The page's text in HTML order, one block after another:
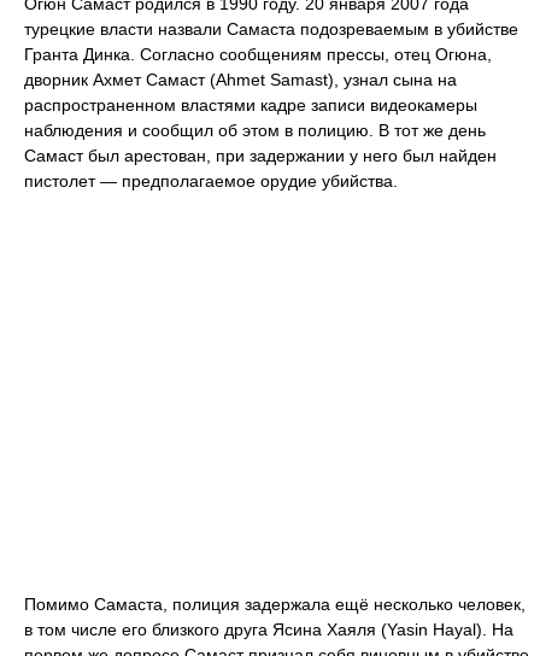
Огюн Самаст родился в 1990 году. 20 января 2007 года
турецкие власти назвали Самаста подозреваемым в убийстве
Гранта Динка. Согласно сообщениям прессы, отец Огюна,
дворник Ахмет Самаст (Ahmet Samast), узнал сына на
распространенном властями кадре записи видеокамеры
наблюдения и сообщил об этом в полицию. В тот же день
Самаст был арестован, при задержании у него был найден
пистолет — предполагаемое орудие убийства.
Помимо Самаста, полиция задержала ещё несколько человек,
в том числе его близкого друга Ясина Хаяля (Yasin Hayal). На